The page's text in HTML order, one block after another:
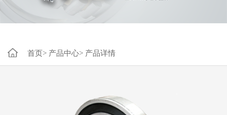
首页> 产品中心> 产品详情